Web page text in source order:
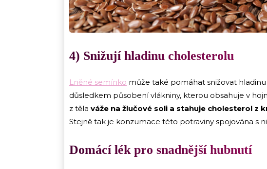
4) Snižují hladinu cholesterolu
Lněné semínko může také pomáhat snižovat
důsledkem působení vlákniny, kterou obsahuje v
z těla váže na žlučové soli a stahuje cholesterol z
Stejně tak je konzumace této potraviny spojována s
Domácí lék pro snadnější hubnutí